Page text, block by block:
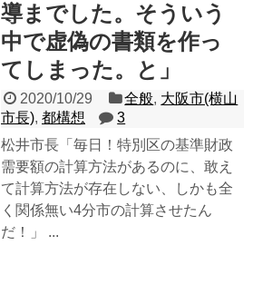
導までした。そういう
中で虚偽の書類を作っ
てしまった。と」
2020/10/29 全般, 大阪市(横山
市長), 都構想
3
松井市長「毎日！特別区の基準財政
需要額の計算方法があるのに、敢え
て計算方法が存在しない、しかも全
く関係無い4分市の計算させたん
だ！」 ...